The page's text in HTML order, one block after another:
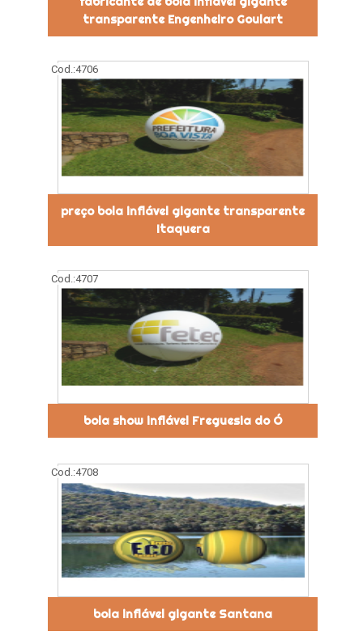
transparente Engenheiro Goulart
Cod.:4706
preço bola inflável gigante transparente
Itaquera
Cod.:4707
bola show inflável Freguesia do Ó
Cod.:4708
bola inflável gigante Santana